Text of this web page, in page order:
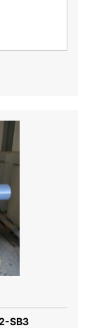
SB3